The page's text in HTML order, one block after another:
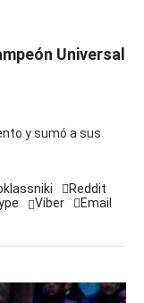
Universal
y sumó a sus
Reddit
Viber Email